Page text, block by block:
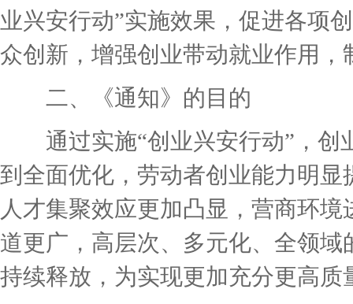
业兴安行动”实施效果，促进各项
众创新，增强创业带动就业作用，
二、《通知》的目的
通过实施“创业兴安行动”，创
到全面优化，劳动者创业能力明
人才集聚效应更加凸显，营商环
道更广，高层次、多元化、全领
持续释放，为实现更加充分更高质